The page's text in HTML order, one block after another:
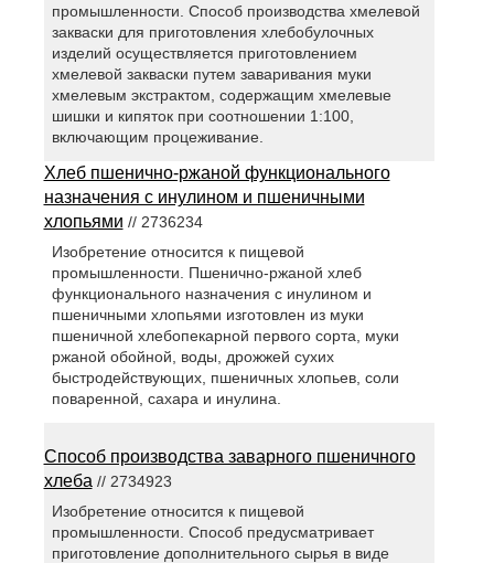
промышленности. Способ производства хмелевой
закваски для приготовления хлебобулочных
изделий осуществляется приготовлением
хмелевой закваски путем заваривания муки
хмелевым экстрактом, содержащим хмелевые
шишки и кипяток при соотношении 1:100,
включающим процеживание.
Хлеб пшенично-ржаной функционального
назначения с инулином и пшеничными
хлопьями // 2736234
Изобретение относится к пищевой
промышленности. Пшенично-ржаной хлеб
функционального назначения с инулином и
пшеничными хлопьями изготовлен из муки
пшеничной хлебопекарной первого сорта, муки
ржаной обойной, воды, дрожжей сухих
быстродействующих, пшеничных хлопьев, соли
поваренной, сахара и инулина.
Способ производства заварного пшеничного
хлеба // 2734923
Изобретение относится к пищевой
промышленности. Способ предусматривает
приготовление дополнительного сырья в виде